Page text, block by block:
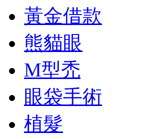
黃金借款
熊貓眼
M型禿
眼袋手術
植髮